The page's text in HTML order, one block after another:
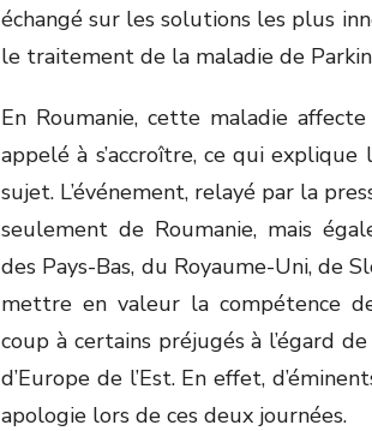
échangé sur les solutions les plus
le traitement de la maladie de
En Roumanie, cette maladie
appelé à s’accroître, ce qui
sujet. L’événement, relayé par la
seulement de Roumanie, mais
des Pays-Bas, du Royaume-Uni, de
mettre en valeur la compétence
coup à certains préjugés à l’égard
d’Europe de l’Est. En effet,
apologie lors de ces deux journées.